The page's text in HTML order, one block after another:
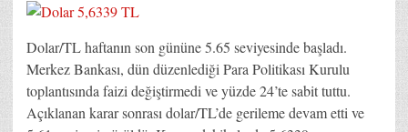
Dolar/TL haftanın son gününe 5.65 seviyesinde başladı.
Merkez Bankası, dün düzenlediği Para Politikası Kurulu
toplantısında faizi değiştirmedi ve yüzde 24’te sabit tuttu.
Açıklanan karar sonrası dolar/TL’de gerileme devam etti ve